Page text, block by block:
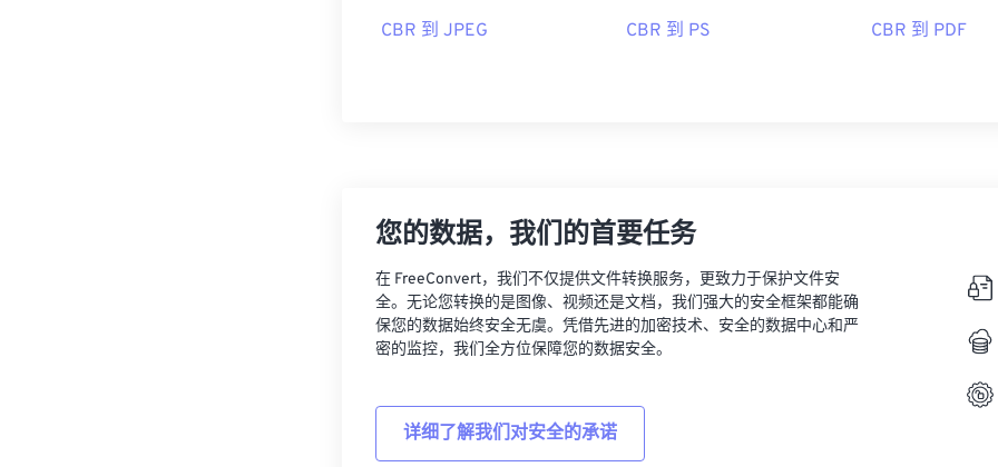
和CBR 到 PDF
CBR 到 JPEG CBR 到 PS CBR 到 PDF
您的数据，我们的首要任务
在 FreeConvert，我们不仅提供文件转换服务，更致力于保护文件安
全。无论您转换的是图像、视频还是文档，我们强大的安全框架都能确
保您的数据始终安全无虞。凭借先进的加密技术、安全的数据中心和严
密的监控，我们全方位保障您的数据安全。
详细了解我们对安全的承诺